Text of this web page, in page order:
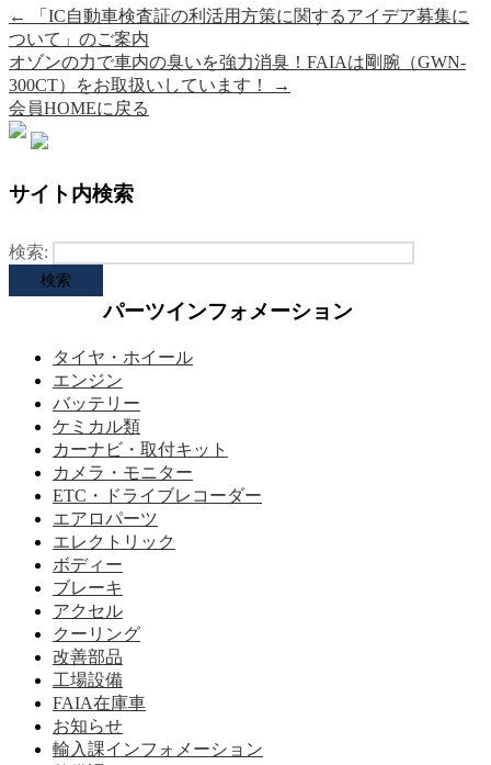
←
「IC自動車検査証の利活用方策に関するアイデア募集に
ついて」のご案内
オゾンの力で車内の臭いを強力消臭！FAIAは剛腕（GWN-
300CT）をお取扱いしています！
→
会員HOMEに戻る
サイト内検索
検索:
パーツインフォメーション
タイヤ・ホイール
エンジン
バッテリー
ケミカル類
カーナビ・取付キット
カメラ・モニター
ETC・ドライブレコーダー
エアロパーツ
エレクトリック
ボディー
ブレーキ
アクセル
クーリング
改善部品
工場設備
FAIA在庫車
お知らせ
輸入課インフォメーション